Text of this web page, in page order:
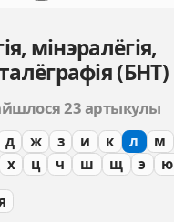
мінэралёгія,
(БНТ)
23 артыкулы
д ж з и к л м
х ц ч ш щ э ю